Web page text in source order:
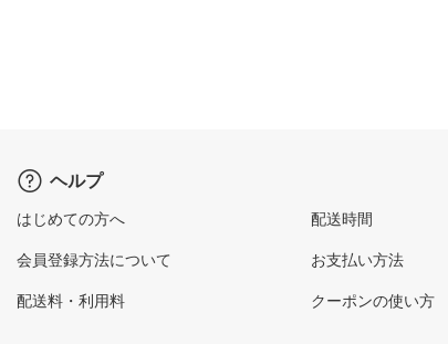
ヘルプ
はじめての方へ
会員登録方法について
配送料・利用料
配送時間
お支払い方法
クーポンの使い方